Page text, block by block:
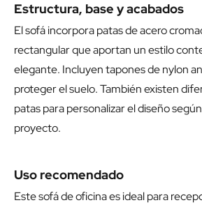
Estructura, base y acabados
El sofá incorpora patas de acero
rectangular que aportan un estilo
elegante. Incluyen tapones de nylon
proteger el suelo. También existen
patas para personalizar el diseño
proyecto.
Uso recomendado
Este sofá de oficina es ideal para